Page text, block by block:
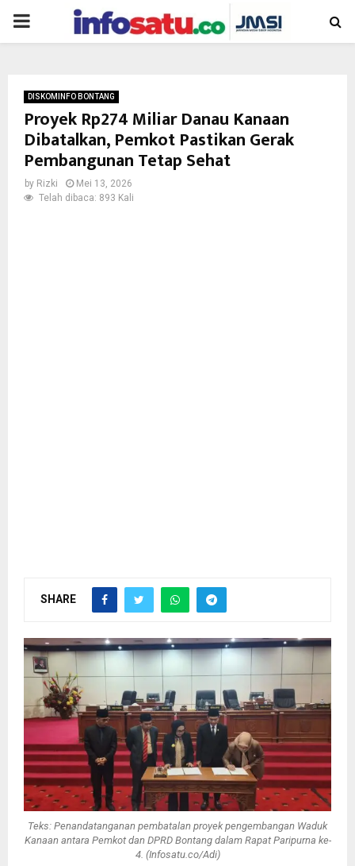
PRIMARY
DISKOMINFO BONTANG
Proyek Rp274 Miliar Danau Kanaan
Dibatalkan, Pemkot Pastikan Gerak
Pembangunan Tetap Sehat
by Rizki
Mei 13, 2026
Telah dibaca: 893 Kali
SHARE
Teks: Penandatanganan pembatalan proyek pengembangan Waduk
Kanaan antara Pemkot dan DPRD Bontang dalam Rapat Paripurna ke-
4. (Infosatu.co/Adi)